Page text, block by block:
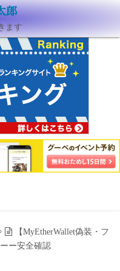
郎
ます
【MyEtherWallet偽装・フ
ー安全確認